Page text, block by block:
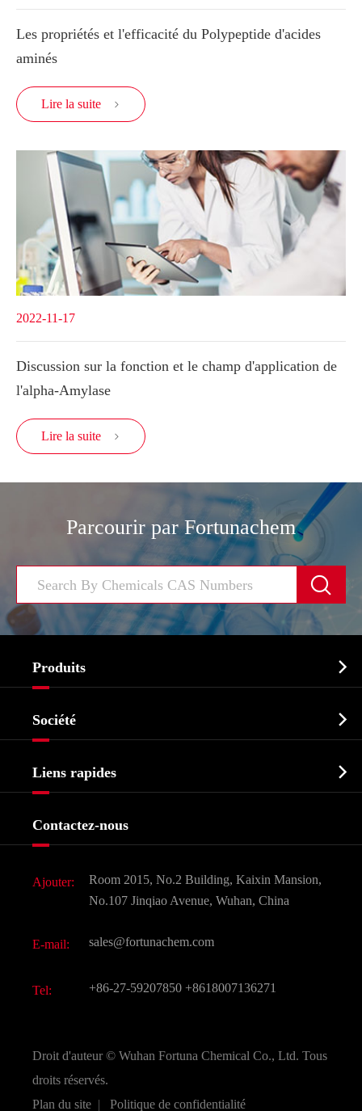
Les propriétés et l'efficacité du Polypeptide d'acides
aminés
Lire la suite 
2022-11-17
Discussion sur la fonction et le champ d'application de
l'alpha-Amylase
Lire la suite 
Parcourir par Fortunachem

Produits 
Biochimique
Produits agrochimiques et intermédiaires
Ingrédients cosmétiques
Saveurs et parfums
CAS chimiques
Société 
Liens rapides 
Contactez-nous
Ajouter:
Room 2015, No.2 Building, Kaixin Mansion,
No.107 Jinqiao Avenue, Wuhan, China
E-mail: sales@fortunachem.com
Tel: +86-27-59207850 +8618007136271
Droit d'auteur © Wuhan Fortuna Chemical Co., Ltd. Tous
droits réservés.
Plan du site | Politique de confidentialité